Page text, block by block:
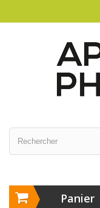
Panier